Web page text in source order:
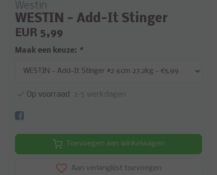
Westin
WESTIN - Add-It Stinger
EUR 5,99
Maak een keuze: *
Op voorraad 2-5 werkdagen
Toevoegen aan winkelwagen
Aan verlanglijst toevoegen